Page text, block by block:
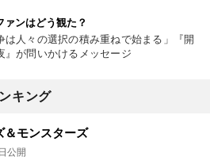
ァンはどう観た？
は人々の選択の積み重ねで始まる」『開
』が問いかけるメッセージ
キング
＆モンスターズ
公開